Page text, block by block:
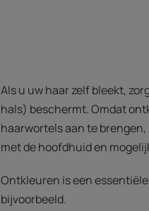
Als u uw haar zelf bleekt,
hals) beschermt. Omdat
haarwortels aan te
met de hoofdhuid en
Ontkleuren is een
bijvoorbeeld.